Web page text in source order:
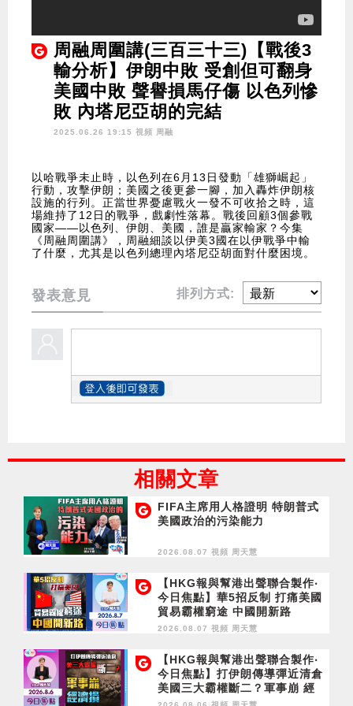
周融周圍講(三百三十三)【戰後3
輸分析】伊朗中敗 受創但可翻身
美國中敗 聲譽損馬仔傷 以色列慘
敗 內塔尼亞胡的完結
2025.06.26 19:15 視頻 周融
以哈戰爭未止時，以色列在6月13日發動「雄獅崛起」
行動，攻擊伊朗；美國之後更參一腳，加入轟炸伊朗核
設施的行列。正當世界憂慮戰火一發不可收拾之時，這
場維持了12日的戰爭，戲劇性落幕。戰後回顧3個參戰
國家——以色列、伊朗、美國，誰是贏家輸家？今集
《周融周圍講》，周融細談以伊美3國在以伊戰爭中輸
了什麼，尤其是以色列總理內塔尼亞胡面對什麼困境。
發表意見 排列方式:
相關文章
FIFA主席用人格證明 特朗普式
美國政治的污染能力
2026.08.07 視頻 周天慧
【HKG報與幫港出聲聯合製作‧
今日焦點】華5招反制 打痛美國
貿易霸權窮途 中國開新路
2026.08.07 視頻 周天慧
【HKG報與幫港出聲聯合製作‧
今日焦點】打伊朗傳導彈近清倉
美國三大霸權斷二？軍事崩 經
濟損